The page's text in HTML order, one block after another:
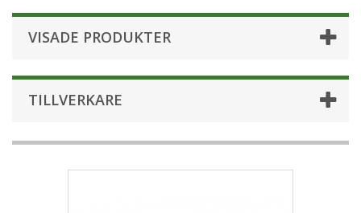
VISADE PRODUKTER
TILLVERKARE